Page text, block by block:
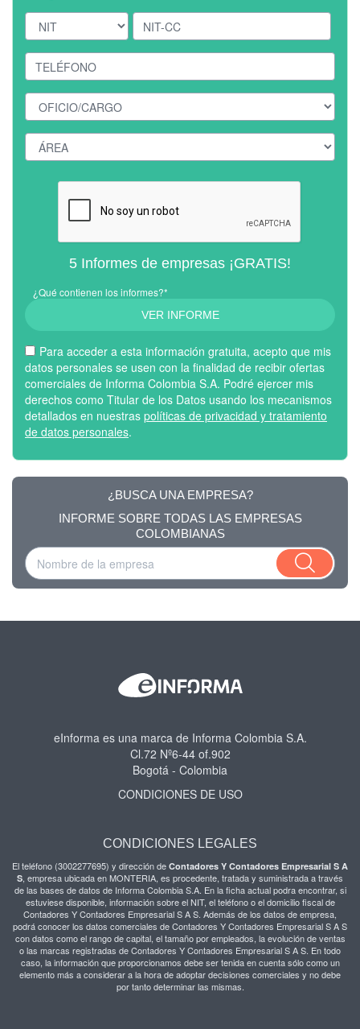
5 Informes de empresas ¡GRATIS!
¿Qué contienen los informes?*
VER INFORME
Para acceder a esta información gratuita, acepto que mis
datos personales se usen con la finalidad de recibir ofertas
comerciales de Informa Colombia S.A. Podré ejercer mis
derechos como Titular de los Datos usando los mecanismos
detallados en nuestras políticas de privacidad y tratamiento
de datos personales.
¿BUSCA UNA EMPRESA?
INFORME SOBRE TODAS LAS EMPRESAS
COLOMBIANAS
eInforma es una marca de Informa Colombia S.A.
Cl.72 Nº6-44 of.902
Bogotá - Colombia
CONDICIONES DE USO
CONDICIONES LEGALES
El teléfono (3002277695) y dirección de Contadores Y Contadores Empresarial S A
S
de las bases de datos de Informa Colombia S.A. En la ficha actual podra encontrar, si
estuviese disponible, información sobre el NIT, el teléfono o el domicilio fiscal de
Contadores Y Contadores Empresarial S A S. Además de los datos de empresa,
podrá conocer los datos comerciales de Contadores Y Contadores Empresarial S A S
con datos como el rango de capital, el tamaño por empleados, la evolución de ventas
o las marcas registradas de Contadores Y Contadores Empresarial S A S. En todo
caso, la información que proporcionamos debe ser tenida en cuenta sólo como un
elemento más a considerar a la hora de adoptar decisiones comerciales y no debe
por tanto determinar las mismas.